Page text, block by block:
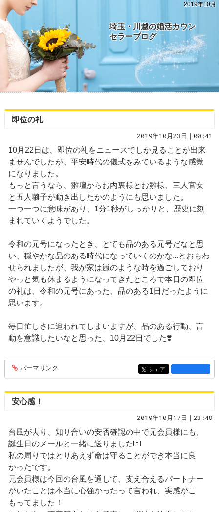
2019年10月
埼玉・川越の婚活カウン
セラーブログ
即位の礼
2019年10月23日｜00:41
10月22日は、即位の礼をニュースでしか見ることが出来
ませんでしたが、平安時代の儀式をみているような感覚
になりました。
もっと言うなら、雛壇からお内裏様とお雛様、三人官女
と五人囃子が動き出したかのようにも思いました。
一つ一つに意味があり、1分1秒がしっかりと、歴史に刻
まれていくようでした。
令和の元号になったとき、とても品のある元号だなと思
い、穏やかな品のある時代になっていくのかな...とおもわ
せられましたが、我が家は嵐のような時を過ごしており
やっと気も休まるようになってきたところで本日の即位
の礼は、令和の元号にあった、品のある1日だったように
思います。
毎日忙しさに追われてしまいますが、品のある行動、言
動を意識したいなと思った、10月22日でした❣️
entry1430
パーマリンク entry1430
シェア
安心感！
2019年10月17日｜23:48
台風が去り、知り合いの安否確認の中で元会員様にも、
誕生日のメールと一緒に送りました💌
私の周りではとりあえず命は守ることができ本当に良
かったです。
元会員様は今回の台風を通して、支え合えるパートナー
がいたことは本当に心強かったって言われ、実感がこ
もってました！